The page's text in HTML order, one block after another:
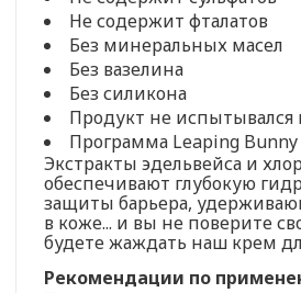
Не содержит фталатов
Без минеральных масел
Без вазелина
Без силикона
Продукт не
Программа Leaping Bunny
Экстракты эдельвейса и
обеспечивают глубокую
защиты барьера,
в коже... и вы не поверите
будете жаждать наш крем
Рекомендации по